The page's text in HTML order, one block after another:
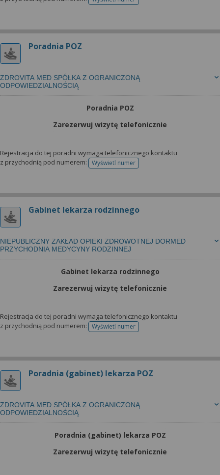
telefonu do rejestracji
Poradnia POZ
ZDROVITA MED SPÓŁKA Z OGRANICZONĄ
ODPOWIEDZIALNOŚCIĄ
Poradnia POZ
Zarezerwuj wizytę telefonicznie
Rejestracja do tej poradni wymaga telefonicznego kontaktu
z przychodnią pod numerem:
Wyświetl numertelefonu do rejestracji
Gabinet lekarza rodzinnego
NIEPUBLICZNY ZAKŁAD OPIEKI ZDROWOTNEJ DORMED
PRZYCHODNIA MEDYCYNY RODZINNEJ
Gabinet lekarza rodzinnego
Zarezerwuj wizytę telefonicznie
Rejestracja do tej poradni wymaga telefonicznego kontaktu
z przychodnią pod numerem:
Wyświetl numertelefonu do rejestracji
Poradnia (gabinet) lekarza POZ
ZDROVITA MED SPÓŁKA Z OGRANICZONĄ
ODPOWIEDZIALNOŚCIĄ
Poradnia (gabinet) lekarza POZ
Zarezerwuj wizytę telefonicznie